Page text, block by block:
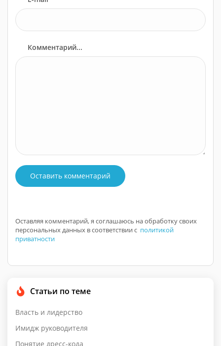
Комментарий...
Оставить комментарий
Оставляя комментарий, я соглашаюсь на обработку своих
персональных данных в соответствии с политикой
приватности
Статьи по теме
Власть и лидерство
Имидж руководителя
Понятие дресс-кода